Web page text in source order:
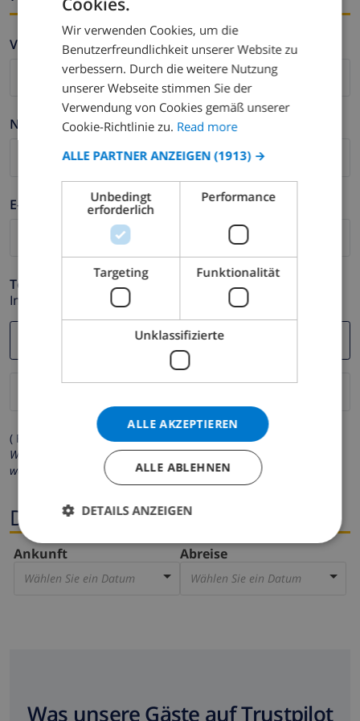
Vorname *
Nachname *
E-mail *
Telefonnummer *
Im Fall Ihre E-mail Adresse nicht korrekt funktioniert.
( Felder mit Sternchen (*) müssen ausgefüllt werden )
Wir respektieren Ihre Privatsphäre. Ihre persönlichen Daten
werden zu keiner Zeit an Dritte weitergegeben.
Dates
Ankunft
Wählen Sie ein Datum
Abreise
Wählen Sie ein Datum
Was unsere Gäste auf Trustpilot
DUTCH
SPANISH
GERMAN
DANISH
NORWEGIAN
Wir verwenden Cookies, um die
Benutzerfreundlichkeit unserer Website zu
verbessern. Durch die weitere Nutzung
unserer Webseite stimmen Sie der
Verwendung von Cookies gemäß unserer
Cookie-Richtlinie zu. Read more
ALLE PARTNER ANZEIGEN (1913) →
Unbedingt
erforderlich
Performance
Targeting Funktionalität
Unklassifizierte
ALLE AKZEPTIEREN
ALLE ABLEHNEN
DETAILS ANZEIGEN